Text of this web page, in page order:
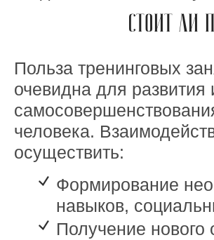
СТОИТ ЛИ
Польза тренинговых
очевидна для развития
человека.
осуществить:
Формирование
навыков,
Получение